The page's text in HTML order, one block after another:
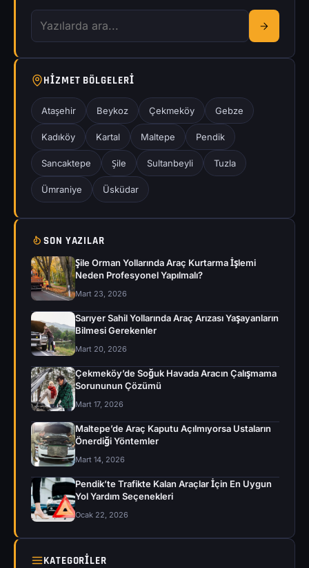
HIZMET BÖLGELERI
Ataşehir Beykoz Çekmeköy Gebze
Kadıköy Kartal Maltepe Pendik
Sancaktepe Şile Sultanbeyli Tuzla
Ümraniye Üsküdar
SON YAZILAR
Şile Orman Yollarında Araç Kurtarma İşlemi
Neden Profesyonel Yapılmalı?
Mart 23, 2026
Sarıyer Sahil Yollarında Araç Arızası Yaşayanların
Bilmesi Gerekenler
Mart 20, 2026
Çekmeköy’de Soğuk Havada Aracın Çalışmama
Sorununun Çözümü
Mart 17, 2026
Maltepe’de Araç Kaputu Açılmıyorsa Ustaların
Önerdiği Yöntemler
Mart 14, 2026
Pendik’te Trafikte Kalan Araçlar İçin En Uygun
Yol Yardım Seçenekleri
Ocak 22, 2026
KATEGORILER